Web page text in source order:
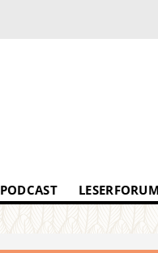
PODCAST LESERFORUM